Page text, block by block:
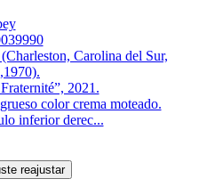
Carolina del Sur,
2021.
color crema moteado.
inferior derec...